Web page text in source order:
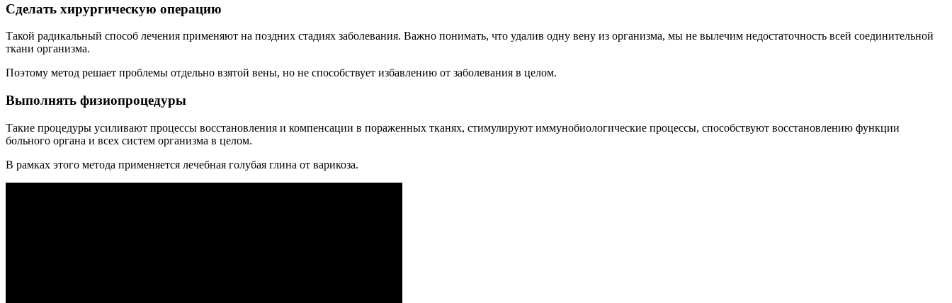
Сделать хирургическую операцию
Такой радикальный способ лечения применяют на поздних стадиях заболевания. Важно понимать, что удалив одну вену из организма, мы не вылечим недостаточность всей соединительной
ткани организма.
Поэтому метод решает проблемы отдельно взятой вены, но не способствует избавлению от заболевания в целом.
Выполнять физиопроцедуры
Такие процедуры усиливают процессы восстановления и компенсации в пораженных тканях, стимулируют иммунобиологические процессы, способствуют восстановлению функции
больного органа и всех систем организма в целом.
В рамках этого метода применяется лечебная голубая глина от варикоза.